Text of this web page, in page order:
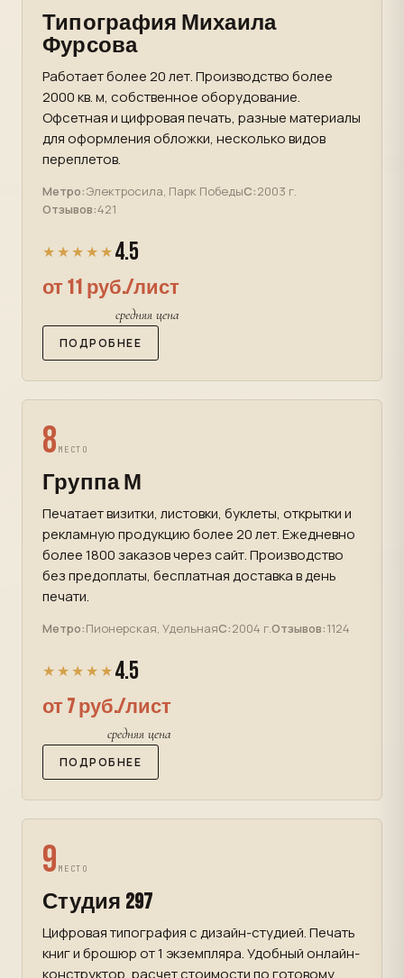
Типография Михаила
Фурсова
Работает более 20 лет. Производство более
2000 кв. м, собственное оборудование.
Офсетная и цифровая печать, разные материалы
для оформления обложки, несколько видов
переплетов.
Метро:Электросила, Парк ПобедыС:2003 г.
Отзывов:421
★★★★★ 4.5
от 11 руб./лист
средняя цена
ПОДРОБНЕЕ
8 МЕСТО
Группа М
Печатает визитки, листовки, буклеты, открытки и
рекламную продукцию более 20 лет. Ежедневно
более 1800 заказов через сайт. Производство
без предоплаты, бесплатная доставка в день
печати.
Метро:Пионерская, УдельнаяС:2004 г.Отзывов:1124
★★★★★ 4.5
от 7 руб./лист
средняя цена
ПОДРОБНЕЕ
9 МЕСТО
Студия 297
Цифровая типография с дизайн-студией. Печать
книг и брошюр от 1 экземпляра. Удобный онлайн-
конструктор, расчет стоимости по готовому